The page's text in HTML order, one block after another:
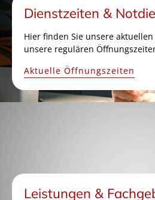
Dienstzeiten &
Hier finden Sie unsere
unsere regulären
Aktuelle Öffnungszeiten
Leistungen &